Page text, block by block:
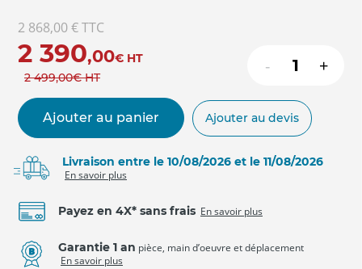
2 868,00 €TTC
2 390,00€ HT
2 499,00€ HT
- +
Ajouter au panier Ajouter au devis
Livraison entre le 10/08/2026 et le 11/08/2026
En savoir plus
Payez en 4X* sans frais En savoir plus
Garantie 1 an pièce, main d’oeuvre et déplacement
En savoir plus